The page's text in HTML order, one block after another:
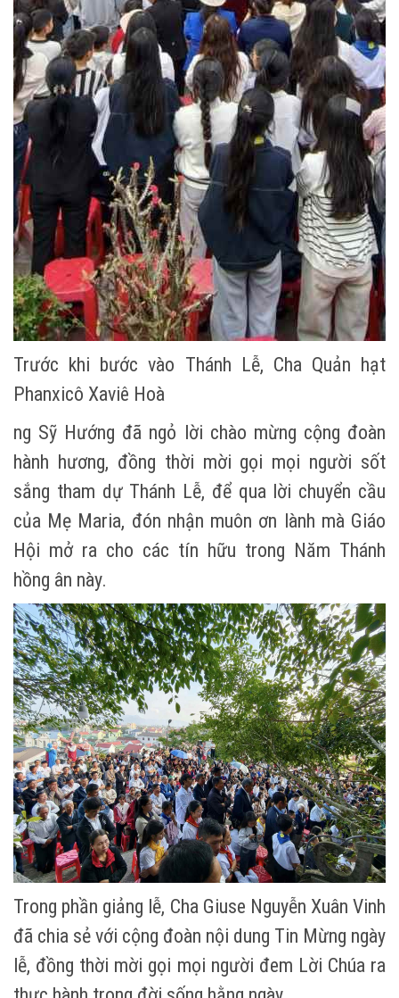
Trước khi bước vào Thánh Lễ, Cha Quản hạt
Phanxicô Xaviê Hoà
ng Sỹ Hướng đã ngỏ lời chào mừng cộng đoàn
hành hương, đồng thời mời gọi mọi người sốt
sắng tham dự Thánh Lễ, để qua lời chuyển cầu
của Mẹ Maria, đón nhận muôn ơn lành mà Giáo
Hội mở ra cho các tín hữu trong Năm Thánh
hồng ân này.
Trong phần giảng lễ, Cha Giuse Nguyễn Xuân Vinh
đã chia sẻ với cộng đoàn nội dung Tin Mừng ngày
lễ, đồng thời mời gọi mọi người đem Lời Chúa ra